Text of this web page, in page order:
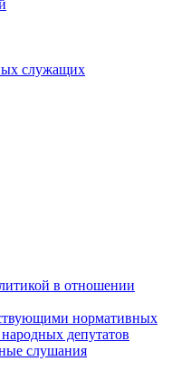
служащих
в отношении
нормативных
депутатов
слушания